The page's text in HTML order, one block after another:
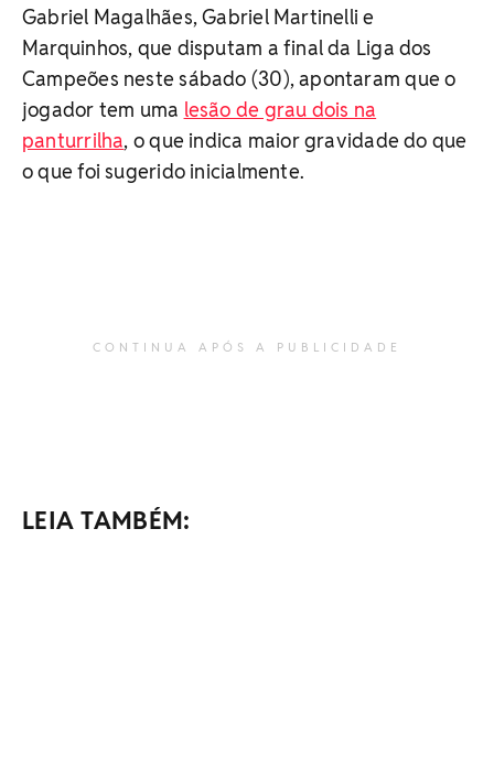
Gabriel Magalhães, Gabriel Martinelli e
Marquinhos, que disputam a final da Liga dos
Campeões neste sábado (30), apontaram que o
jogador tem uma lesão de grau dois na
panturrilha, o que indica maior gravidade do que
o que foi sugerido inicialmente.
CONTINUA APÓS A PUBLICIDADE
LEIA TAMBÉM: